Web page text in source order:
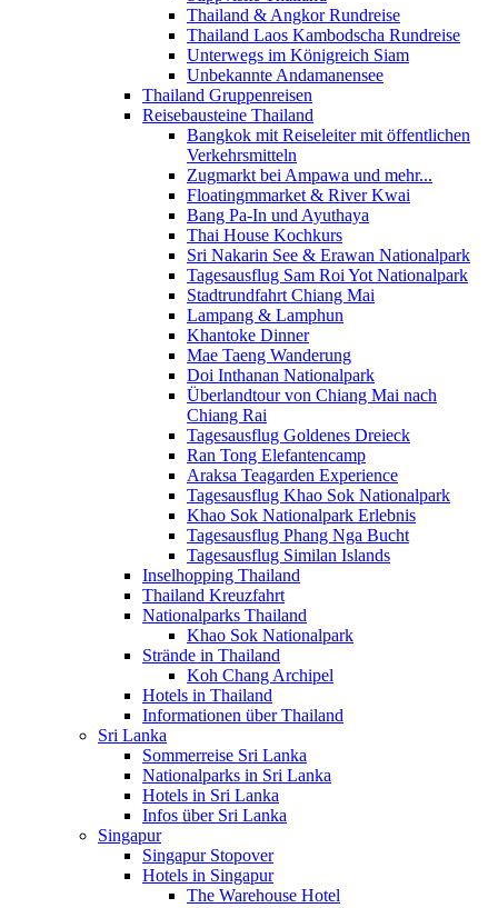
Thailand & Angkor Rundreise
Thailand Laos Kambodscha Rundreise
Unterwegs im Königreich Siam
Unbekannte Andamanensee
Thailand Gruppenreisen
Reisebausteine Thailand
Bangkok mit Reiseleiter mit öffentlichen
Verkehrsmitteln
Zugmarkt bei Ampawa und mehr...
Floatingmmarket & River Kwai
Bang Pa-In und Ayuthaya
Thai House Kochkurs
Sri Nakarin See & Erawan Nationalpark
Tagesausflug Sam Roi Yot Nationalpark
Stadtrundfahrt Chiang Mai
Lampang & Lamphun
Khantoke Dinner
Mae Taeng Wanderung
Doi Inthanan Nationalpark
Überlandtour von Chiang Mai nach
Chiang Rai
Tagesausflug Goldenes Dreieck
Ran Tong Elefantencamp
Araksa Teagarden Experience
Tagesausflug Khao Sok Nationalpark
Khao Sok Nationalpark Erlebnis
Tagesausflug Phang Nga Bucht
Tagesausflug Similan Islands
Inselhopping Thailand
Thailand Kreuzfahrt
Nationalparks Thailand
Khao Sok Nationalpark
Strände in Thailand
Koh Chang Archipel
Hotels in Thailand
Informationen über Thailand
Sri Lanka
Sommerreise Sri Lanka
Nationalparks in Sri Lanka
Hotels in Sri Lanka
Infos über Sri Lanka
Singapur
Singapur Stopover
Hotels in Singapur
The Warehouse Hotel